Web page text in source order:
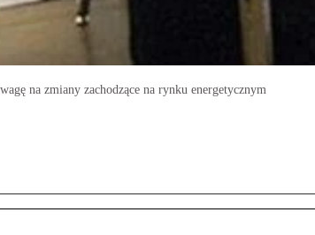
na zmiany zachodzące na rynku energetycznym